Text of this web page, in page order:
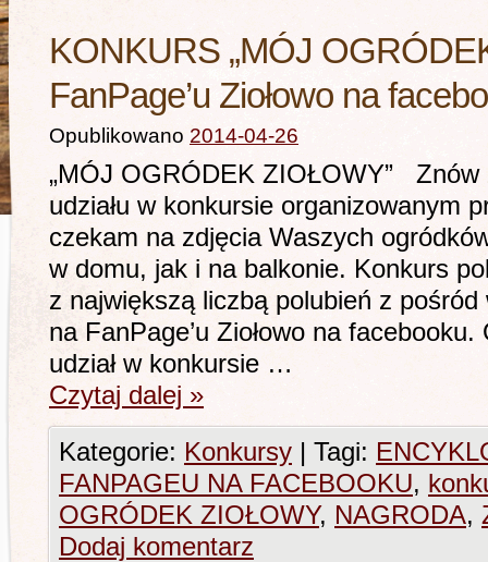
KONKURS „MÓJ
FanPage’u Ziołowo na
Opublikowano 2014-04-26
„MÓJ OGRÓDEK ZIOŁOWY” Znów
udziału w konkursie organizowanym
czekam na zdjęcia Waszych
w domu, jak i na balkonie. Konkurs
z największą liczbą polubień z pośród
na FanPage’u Ziołowo na
udział w konkursie …
Czytaj dalej »
Kategorie: Konkursy | Tagi:
FANPAGEU NA FACEBOOKU,
OGRÓDEK ZIOŁOWY, NAGRODA,
Dodaj komentarz